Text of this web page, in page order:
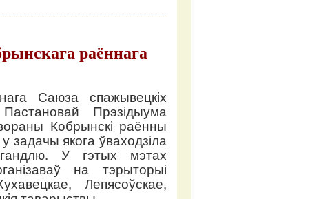
раённага
Саюза спажывецкіх
Прэзідыума
Кобрынскі раённы
задачы якога ўваходзіла
гандлю. У гэтых мэтах
на тэрыторыі
Лепясоўскае,